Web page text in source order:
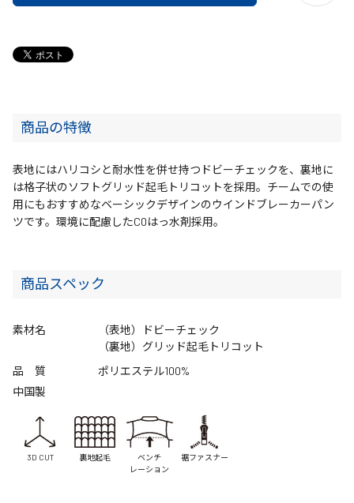
商品の特徴
表地にはハリコシと耐水性を併せ持つドビーチェックを、裏地に
は格子状のソフトグリッド起毛トリコットを採用。チームでの使
用にもおすすめなベーシックデザインのウインドブレーカーパン
ツです。環境に配慮したC0はっ水剤採用。
商品スペック
素材名
（表地）ドビーチェック
（裏地）グリッド起毛トリコット
品 質
ポリエステル100%
中国製
3D CUT 裏地起毛
ベンチ
レーション
裾ファスナー